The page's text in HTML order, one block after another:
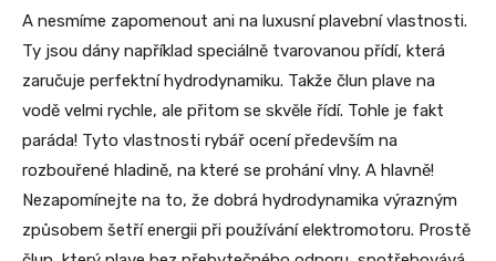
A nesmíme zapomenout ani na luxusní plavební vlastnosti.
Ty jsou dány například speciálně tvarovanou přídí, která
zaručuje perfektní hydrodynamiku. Takže člun plave na
vodě velmi rychle, ale přitom se skvěle řídí. Tohle je fakt
paráda! Tyto vlastnosti rybář ocení především na
rozbouřené hladině, na které se prohání vlny. A hlavně!
Nezapomínejte na to, že dobrá hydrodynamika výrazným
způsobem šetří energii při používání elektromotoru. Prostě